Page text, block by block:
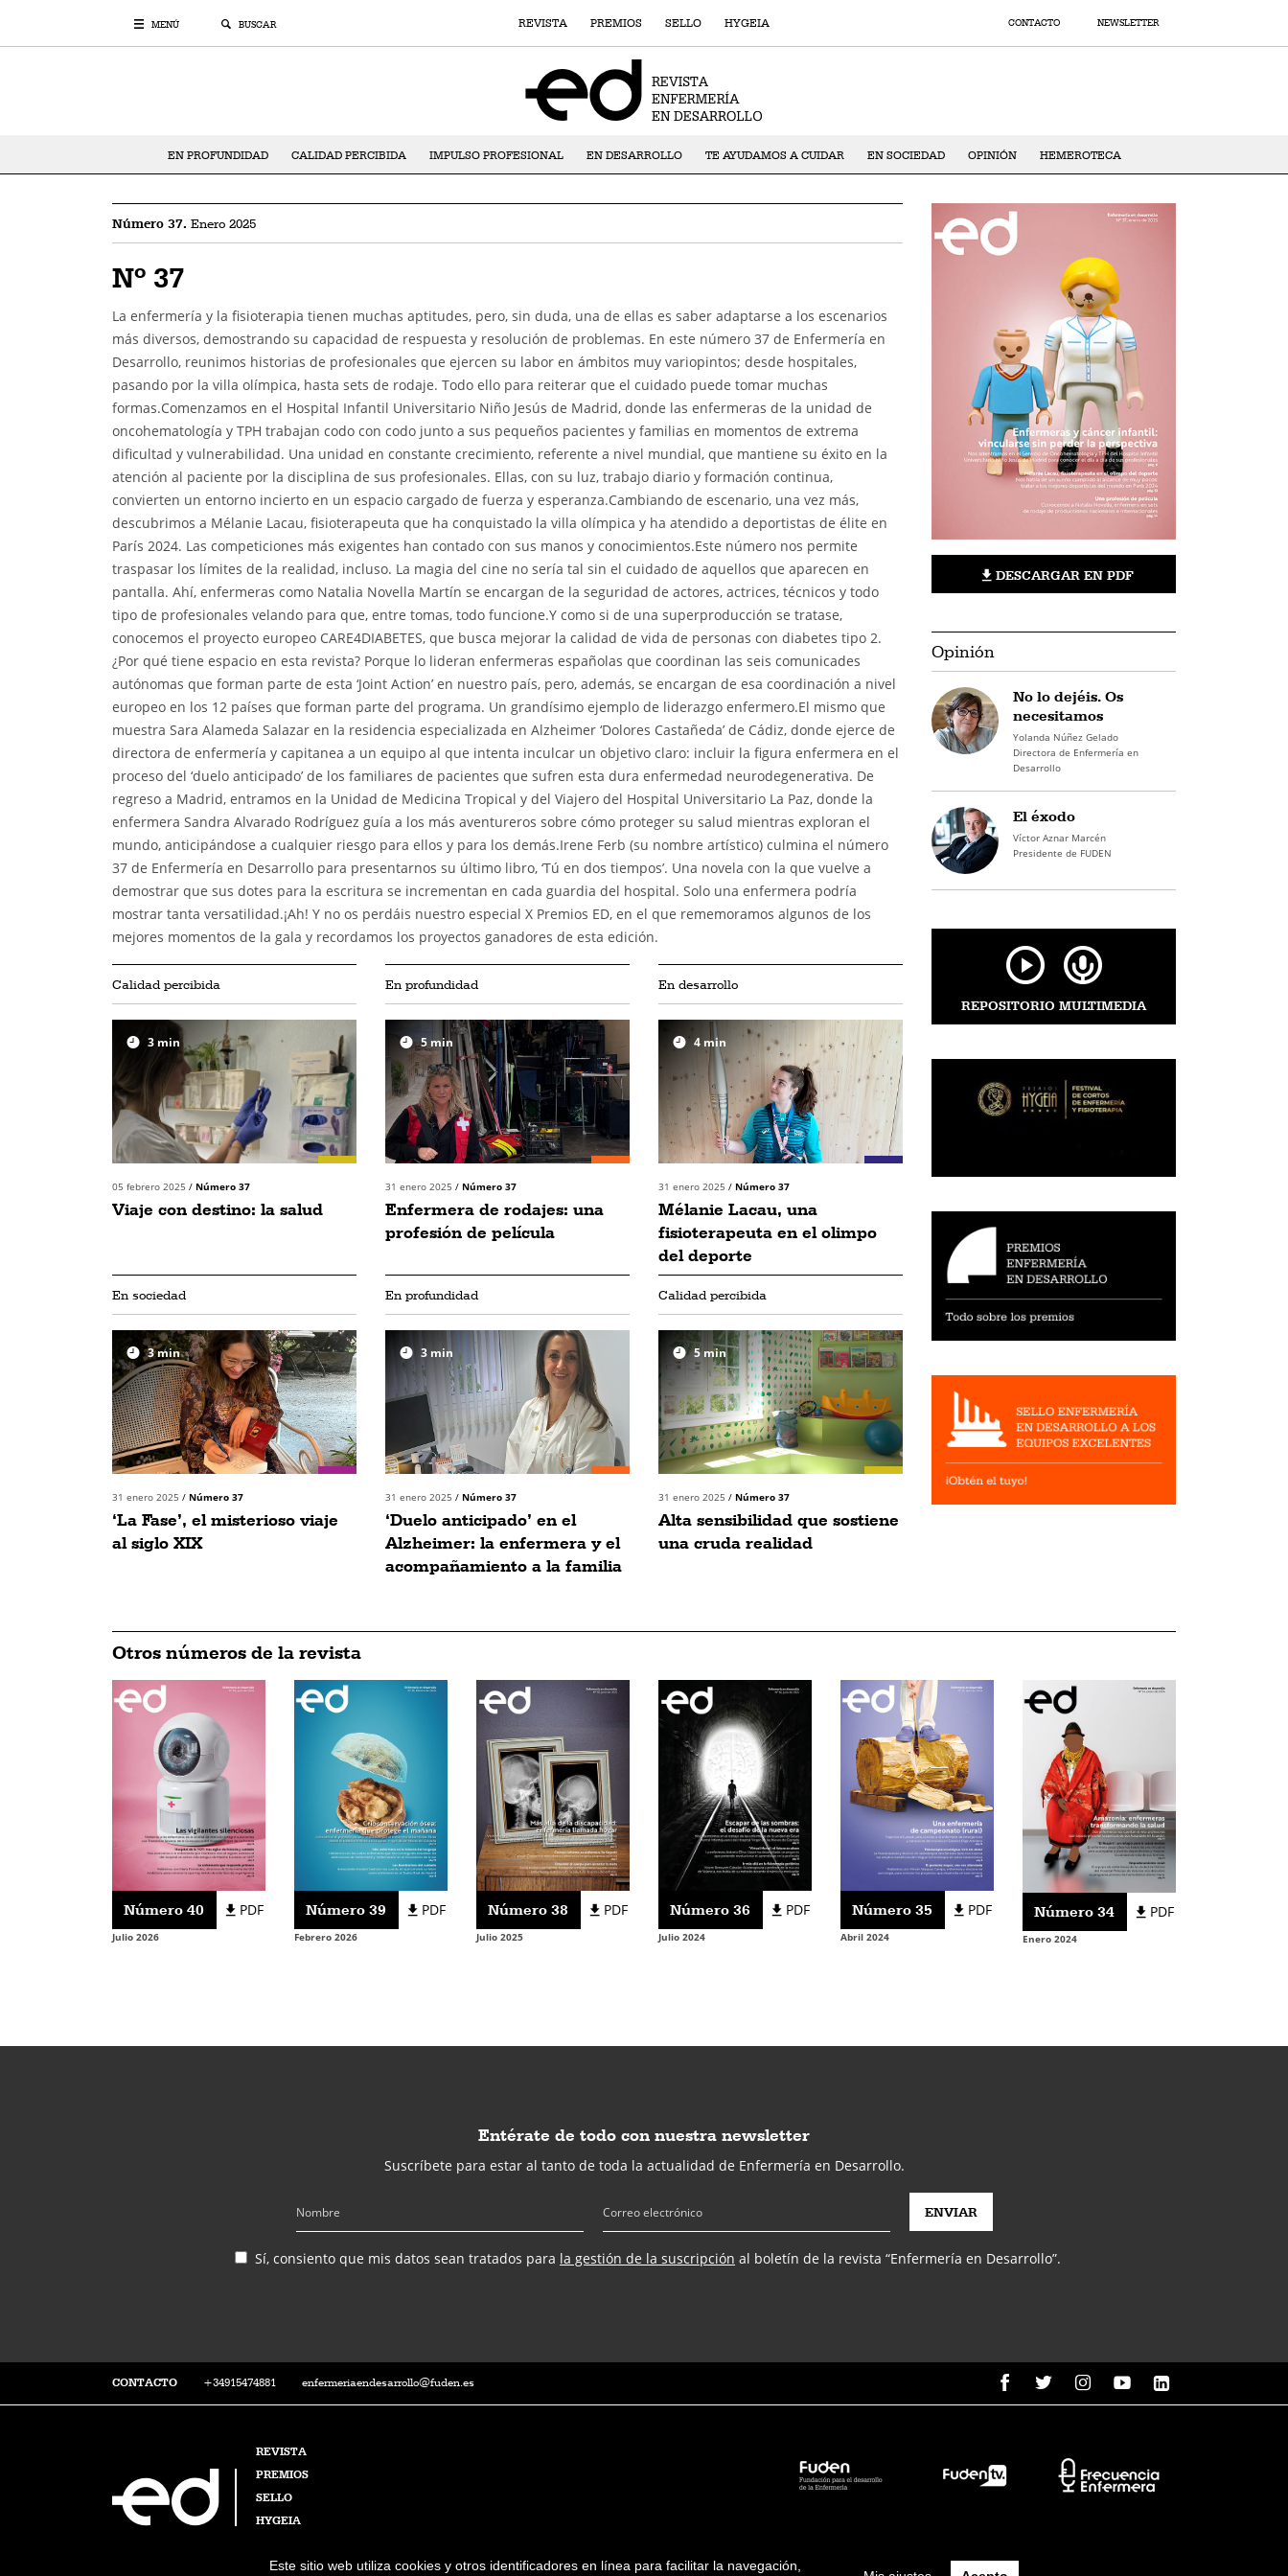
Este sitio web utiliza cookies y otros identificadores en línea para facilitar la navegación,
MENÚ BUSCAR REVISTA PREMIOS SELLO HYGEIA CONTACTO NEWSLETTER
EN PROFUNDIDAD CALIDAD PERCIBIDA IMPULSO PROFESIONAL EN DESARROLLO TE AYUDAMOS A CUIDAR EN SOCIEDAD OPINIÓN HEMEROTECA
Número 37. Enero 2025
Nº 37
La enfermería y la fisioterapia tienen muchas aptitudes, pero, sin duda, una de ellas es saber adaptarse a los escenarios
más diversos, demostrando su capacidad de respuesta y resolución de problemas. En este número 37 de Enfermería en
Desarrollo, reunimos historias de profesionales que ejercen su labor en ámbitos muy variopintos; desde hospitales,
pasando por la villa olímpica, hasta sets de rodaje. Todo ello para reiterar que el cuidado puede tomar muchas
formas.Comenzamos en el Hospital Infantil Universitario Niño Jesús de Madrid, donde las enfermeras de la unidad de
oncohematología y TPH trabajan codo con codo junto a sus pequeños pacientes y familias en momentos de extrema
dificultad y vulnerabilidad. Una unidad en constante crecimiento, referente a nivel mundial, que mantiene su éxito en la
atención al paciente por la disciplina de sus profesionales. Ellas, con su luz, trabajo diario y formación continua,
convierten un entorno incierto en un espacio cargado de fuerza y esperanza.Cambiando de escenario, una vez más,
descubrimos a Mélanie Lacau, fisioterapeuta que ha conquistado la villa olímpica y ha atendido a deportistas de élite en
París 2024. Las competiciones más exigentes han contado con sus manos y conocimientos.Este número nos permite
traspasar los límites de la realidad, incluso. La magia del cine no sería tal sin el cuidado de aquellos que aparecen en
pantalla. Ahí, enfermeras como Natalia Novella Martín se encargan de la seguridad de actores, actrices, técnicos y todo
tipo de profesionales velando para que, entre tomas, todo funcione.Y como si de una superproducción se tratase,
conocemos el proyecto europeo CARE4DIABETES, que busca mejorar la calidad de vida de personas con diabetes tipo 2.
¿Por qué tiene espacio en esta revista? Porque lo lideran enfermeras españolas que coordinan las seis comunicades
autónomas que forman parte de esta ‘Joint Action’ en nuestro país, pero, además, se encargan de esa coordinación a nivel
europeo en los 12 países que forman parte del programa. Un grandísimo ejemplo de liderazgo enfermero.El mismo que
muestra Sara Alameda Salazar en la residencia especializada en Alzheimer ‘Dolores Castañeda’ de Cádiz, donde ejerce de
directora de enfermería y capitanea a un equipo al que intenta inculcar un objetivo claro: incluir la figura enfermera en el
proceso del ‘duelo anticipado’ de los familiares de pacientes que sufren esta dura enfermedad neurodegenerativa. De
regreso a Madrid, entramos en la Unidad de Medicina Tropical y del Viajero del Hospital Universitario La Paz, donde la
enfermera Sandra Alvarado Rodríguez guía a los más aventureros sobre cómo proteger su salud mientras exploran el
mundo, anticipándose a cualquier riesgo para ellos y para los demás.Irene Ferb (su nombre artístico) culmina el número
37 de Enfermería en Desarrollo para presentarnos su último libro, ‘Tú en dos tiempos’. Una novela con la que vuelve a
demostrar que sus dotes para la escritura se incrementan en cada guardia del hospital. Solo una enfermera podría
mostrar tanta versatilidad.¡Ah! Y no os perdáis nuestro especial X Premios ED, en el que rememoramos algunos de los
mejores momentos de la gala y recordamos los proyectos ganadores de esta edición.
Calidad percibida
3min
05 febrero 2025 / Número 37
Viaje con destino: la salud
En profundidad
5min
31 enero 2025 / Número 37
Enfermera de rodajes: una
profesión de película
En desarrollo
4 min
31 enero 2025 / Número 37
Mélanie Lacau, una
fisioterapeuta en el olimpo
del deporte
En sociedad
3min
31 enero 2025 / Número 37
‘La Fase’, el misterioso viaje
al siglo XIX
En profundidad
3min
31 enero 2025 / Número 37
‘Duelo anticipado’ en el
Alzheimer: la enfermera y el
acompañamiento a la familia
Calidad percibida
5min
31 enero 2025 / Número 37
Alta sensibilidad que sostiene
una cruda realidad
DESCARGAR EN PDF
Opinión
No lo dejéis. Os
necesitamos
Yolanda Núñez Gelado
Directora de Enfermería en
Desarrollo
El éxodo
Víctor Aznar Marcén
Presidente de FUDEN
REPOSITORIO MULTIMEDIA
Otros números de la revista
Número 40 PDF
Julio 2026
Número 39 PDF
Febrero 2026
Número 38 PDF
Julio 2025
Número 36 PDF
Julio 2024
Número 35 PDF
Abril 2024
Número 34 PDF
Enero 2024
Entérate de todo con nuestra newsletter
Suscríbete para estar al tanto de toda la actualidad de Enfermería en Desarrollo.
Sí, consiento que mis datos sean tratados para la gestión de la suscripción al boletín de la revista “Enfermería en Desarrollo”.
CONTACTO +34915474881 enfermeriaendesarrollo@fuden.es
REVISTA
PREMIOS
SELLO
HYGEIA